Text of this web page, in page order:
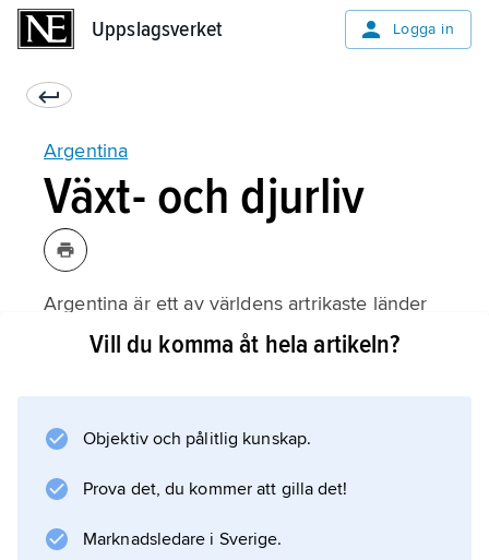
Uppslagsverket Logga in
Argentina
Växt- och djurliv
Argentina är ett av världens artrikaste länder
med 9 400 arter kärlväxter (30 procent
tolv beskrivs nedan medan den trettonde
(Argentine Espinal) i princip bara är en
Monte och
Vill du komma åt hela artikeln?
Objektiv och pålitlig kunskap.
Prova det, du kommer att gilla det!
Marknadsledare i Sverige.